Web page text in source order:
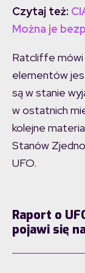
Czytaj też:
Można je
Ratcliffe mówi
elementów
są w stanie
w ostatnich
kolejne
Stanów
UFO.
Raport o
pojawi się